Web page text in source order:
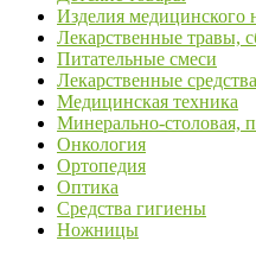
Изделия медицинского
Лекарственные травы,
Питательные смеси
Лекарственные средства
Медицинская техника
Минерально-столовая,
Онкология
Ортопедия
Оптика
Средства гигиены
Ножницы